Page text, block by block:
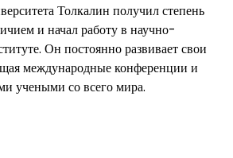
Толкалин получил степень
и начал работу в научно-
Он постоянно развивает свои
международные конференции и
учеными со всего мира.